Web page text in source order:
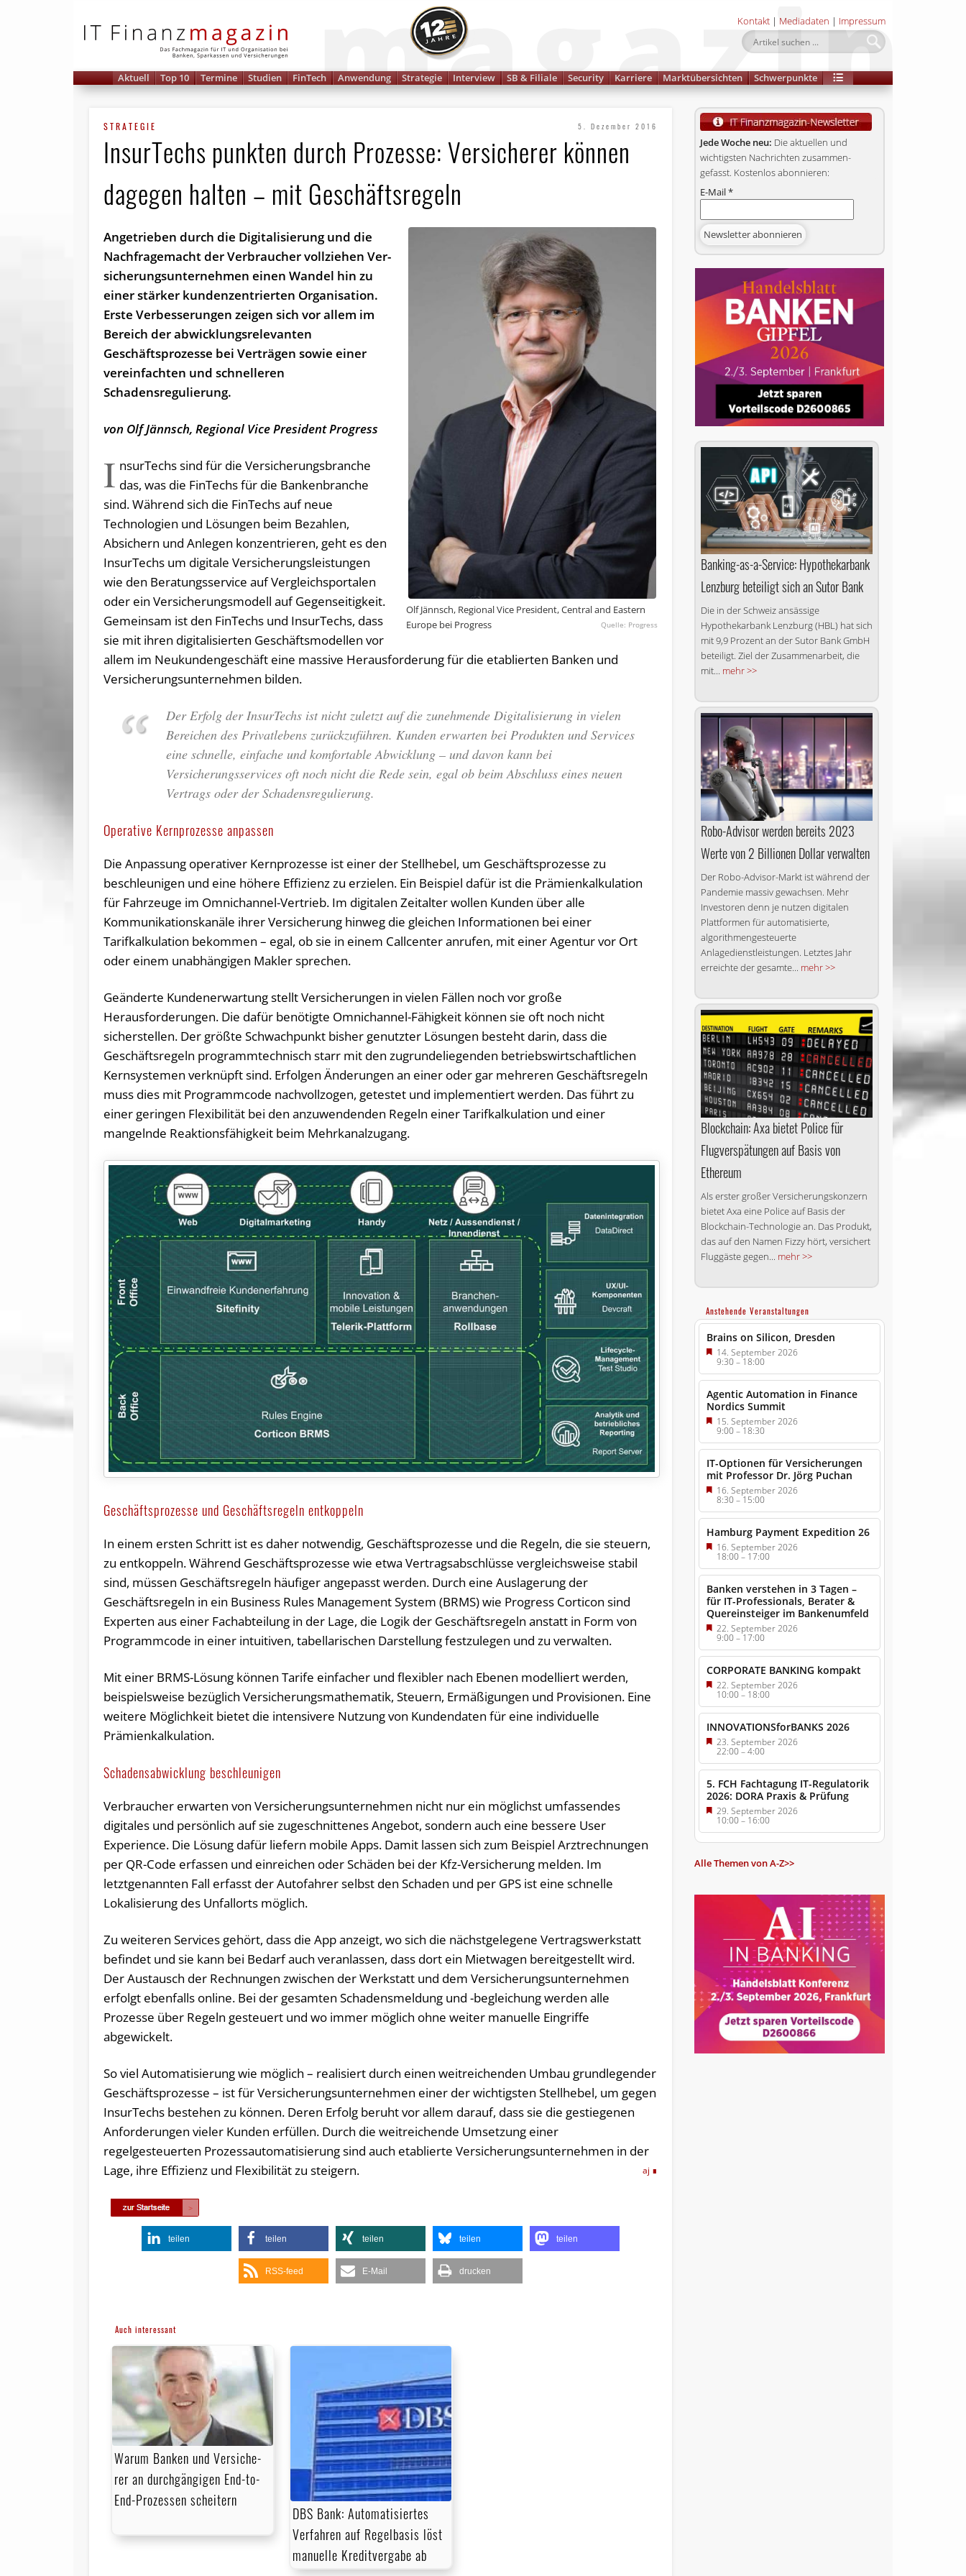
Kontakt | Mediadaten | Impressum
Aktuell Top 10 Termine Studien FinTech Anwendung Strategie Interview SB & Filiale Security Karriere Marktübersichten Schwerpunkte
STRATEGIE 5. Dezember 2016
InsurTechs punkten durch Prozesse: Versicherer können
dagegen halten – mit Geschäftsregeln
Olf Jännsch, Regional Vice President, Central and Eastern
Europe bei Progress
Progress
Angetrieben durch die Digitalisierung und die
Nachfragemacht der Verbraucher vollziehen Ver­
sicher­ungs­un­ter­nehmen einen Wandel hin zu
einer stärker kundenzentrierten Organisation.
Erste Verbesserungen zeigen sich vor allem im
Bereich der abwicklungsrelevanten
Geschäftsprozesse bei Verträgen sowie einer
vereinfachten und schnelleren
Schadensregulierung.
von Olf Jännsch, Regional Vice President Progress
I nsurTechs sind für die Versicherungsbranche
das, was die FinTechs für die Bankenbranche
sind. Während sich die FinTechs auf neue
Technologien und Lösungen beim Bezahlen,
Absichern und Anlegen konzentrieren, geht es den
InsurTechs um digitale Versicherungsleistungen
wie den Beratungsservice auf Vergleichsportalen
oder ein Versicherungsmodell auf Gegenseitigkeit.
Gemeinsam ist den FinTechs und InsurTechs, dass
sie mit ihren digitalisierten Geschäftsmodellen vor
allem im Neukundengeschäft eine massive Herausforderung für die etablierten Banken und
Versicherungsunternehmen bilden.
Der Erfolg der InsurTechs ist nicht zuletzt auf die zunehmende Digitalisierung in vielen
Bereichen des Privatlebens zurückzuführen. Kunden erwarten bei Produkten und Services
eine schnelle, einfache und komfortable Abwicklung – und davon kann bei
Versicherungsservices oft noch nicht die Rede sein, egal ob beim Abschluss eines neuen
Vertrags oder der Schadensregulierung.
Operative Kernprozesse anpassen
Die Anpassung operativer Kernprozesse ist einer der Stellhebel, um Geschäftsprozesse zu
beschleunigen und eine höhere Effizienz zu erzielen. Ein Beispiel dafür ist die Prämienkalkulation
für Fahrzeuge im Omnichannel-Vertrieb. Im digitalen Zeitalter wollen Kunden über alle
Kommunikationskanäle ihrer Versicherung hinweg die gleichen Informationen bei einer
Tarifkalkulation bekommen – egal, ob sie in einem Callcenter anrufen, mit einer Agentur vor Ort
oder einem unabhängigen Makler sprechen.
Geänderte Kundenerwartung stellt Versicherungen in vielen Fällen noch vor große
Herausforderungen. Die dafür benötigte Omnichannel-Fähigkeit können sie oft noch nicht
sicherstellen. Der größte Schwachpunkt bisher genutzter Lösungen besteht darin, dass die
Geschäftsregeln programmtechnisch starr mit den zugrundeliegenden betriebswirtschaftlichen
Kernsystemen verknüpft sind. Erfolgen Änderungen an einer oder gar mehreren Geschäftsregeln
muss dies mit Programmcode nachvollzogen, getestet und implementiert werden. Das führt zu
einer geringen Flexibilität bei den anzuwendenden Regeln einer Tarifkalkulation und einer
mangelnde Reaktionsfähigkeit beim Mehrkanalzugang.
Geschäftsprozesse und Geschäftsregeln entkoppeln
In einem ersten Schritt ist es daher notwendig, Geschäftsprozesse und die Regeln, die sie steuern,
zu entkoppeln. Während Geschäftsprozesse wie etwa Vertragsabschlüsse vergleichsweise stabil
sind, müssen Geschäftsregeln häufiger angepasst werden. Durch eine Auslagerung der
Geschäftsregeln in ein Business Rules Management System (BRMS) wie Progress Corticon sind
Experten aus einer Fachabteilung in der Lage, die Logik der Geschäftsregeln anstatt in Form von
Programmcode in einer intuitiven, tabellarischen Darstellung festzulegen und zu verwalten.
Mit einer BRMS-Lösung können Tarife einfacher und flexibler nach Ebenen modelliert werden,
beispielsweise bezüglich Versicherungsmathematik, Steuern, Ermäßigungen und Provisionen. Eine
weitere Möglichkeit bietet die intensivere Nutzung von Kundendaten für eine individuelle
Prämienkalkulation.
Schadensabwicklung beschleunigen
Verbraucher erwarten von Versicherungsunternehmen nicht nur ein möglichst umfassendes
digitales und persönlich auf sie zugeschnittenes Angebot, sondern auch eine bessere User
Experience. Die Lösung dafür liefern mobile Apps. Damit lassen sich zum Beispiel Arztrechnungen
per QR-Code erfassen und einreichen oder Schäden bei der Kfz-Versiche­rung melden. Im
letztgenannten Fall erfasst der Autofahrer selbst den Schaden und per GPS ist eine schnelle
Lokalisierung des Unfallorts möglich.
Zu weiteren Services gehört, dass die App anzeigt, wo sich die nächstgelegene Vertragswerkstatt
befindet und sie kann bei Bedarf auch veranlassen, dass dort ein Mietwagen bereitgestellt wird.
Der Austausch der Rechnungen zwischen der Werkstatt und dem Versicherungsunternehmen
erfolgt ebenfalls online. Bei der gesamten Schadensmeldung und -beglei­chung werden alle
Prozesse über Regeln gesteuert und wo immer möglich ohne weiter manuelle Eingriffe
abgewickelt.
So viel Automatisierung wie möglich – realisiert durch einen weitreichenden Umbau grundlegender
Geschäftsprozesse – ist für Versicherungsunternehmen einer der wichtigsten Stellhebel, um gegen
InsurTechs bestehen zu können. Deren Erfolg beruht vor allem darauf, dass sie die gestiegenen
Anforderungen vieler Kunden erfüllen. Durch die weitreichende Umsetzung einer
regelgesteuerten Prozessautomatisierung sind auch etablierte Versicherungsunternehmen in der
Lage, ihre Effizienz und Flexibilität zu steigern.
aj
teilen teilen teilen teilen teilen
RSS-feed E-Mail drucken
Auch interessant
Warum Banken und Ver­si­che­
rer an durchgängigen End-to-
End-Prozessen scheitern
DBS Bank: Automatisiertes
Verfahren auf Regelbasis löst
manuelle Kreditvergabe ab
Jede Woche neu: Die aktuellen und
wichtigsten Nachrichten zusammen­
gefasst. Kostenlos abonnieren:
E-Mail*
Banking-as-a-Service: Hypothekarbank
Lenzburg beteiligt sich an Sutor Bank
Die in der Schweiz ansässige
Hypothekarbank Lenzburg (HBL) hat sich
mit 9,9 Prozent an der Sutor Bank GmbH
beteiligt. Ziel der Zusammenarbeit, die
mit... mehr >>
Robo-Advisor werden bereits 2023
Werte von 2 Billionen Dollar verwalten
Der Robo-Advisor-Markt ist während der
Pandemie massiv gewachsen. Mehr
Investoren denn je nutzen digitalen
Plattformen für automatisierte,
algorithmengesteuerte
Anlagedienstleistungen. Letztes Jahr
erreichte der gesamte... mehr >>
Blockchain: Axa bietet Police für
Flugverspätungen auf Basis von
Ethereum
Als erster großer Ver­sicher­ungs­kon­zern
bietet Axa eine Police auf Basis der
Blockchain-Technologie an. Das Produkt,
das auf den Namen Fizzy hört, versichert
Fluggäste gegen... mehr >>
Anstehende Veranstaltungen
Brains on Silicon, Dresden
14. September 2026
9:30–18:00
Agentic Automation in Finance
Nordics Summit
15. September 2026
9:00–18:30
IT-Optionen für Versicherungen
mit Professor Dr. Jörg Puchan
16. September 2026
8:30–15:00
Hamburg Payment Expedition 26
16. September 2026
18:00– 17:00
Banken verstehen in 3 Tagen –
für IT-Professionals, Berater &
Quereinsteiger im Bankenumfeld
22. September 2026
9:00–17:00
CORPORATE BANKING kompakt
22. September 2026
10:00– 18:00
INNOVATIONSforBANKS 2026
23. September 2026
22:00–4:00
5. FCH Fachtagung IT-Regulatorik
2026: DORA Praxis & Prüfung
29. September 2026
10:00– 16:00
Alle Themen von A-Z>>